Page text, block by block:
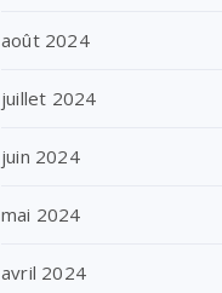
août 2024
juillet 2024
juin 2024
mai 2024
avril 2024